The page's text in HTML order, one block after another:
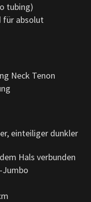
tubing)
für absolut
Neck Tenon
einteiliger dunkler
Hals verbunden